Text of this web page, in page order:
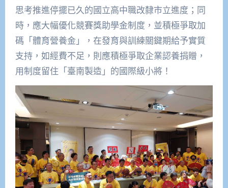
思考推進停擺已久的國立高中職改隸市立進度；同
時，應大幅優化競賽獎助學金制度，並積極爭取加
碼「體育營養金」，在發育與訓練關鍵期給予實質
支持，如經費不足，則應積極爭取企業認養捐贈，
用制度留住「臺南製造」的國際級小將！